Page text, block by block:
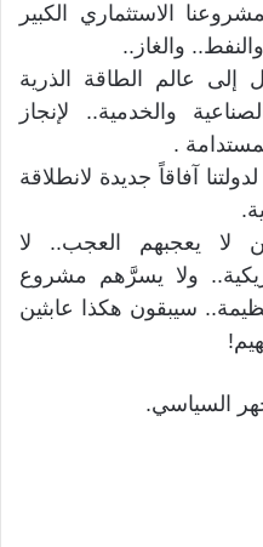
الاستثماري الكبير
والغاز..
إلى عالم الطاقة الذرية
والخدمية.. لإنجاز
.
آفاقاً جديدة لانطلاقة
لا يعجبهم العجب.. لا
ولا يسرَّهم مشروع
سيبقون هكذا عابثين
السياسي.